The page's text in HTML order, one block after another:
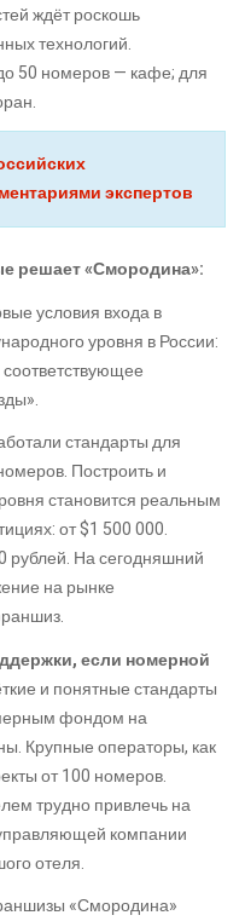
ждёт роскошь
технологий.
50 номеров — кафе; для
экспертов
решает «Смородина»:
условия входа в
уровня в России:
стандарты для
Построить и
становится реальным
от $1 500 000.
рублей. На сегодняшний
на рынке
если номерной
и понятные стандарты
фондом на
Крупные операторы, как
от 100 номеров.
трудно привлечь на
компании
отеля.
«Смородина»